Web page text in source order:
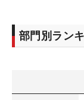
部門別ラン